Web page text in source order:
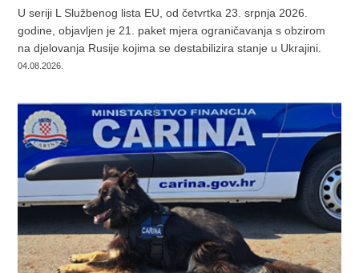
U seriji L Službenog lista EU, od četvrtka 23. srpnja 2026.
godine, objavljen je 21. paket mjera ograničavanja s obzirom
na djelovanja Rusije kojima se destabilizira stanje u Ukrajini.
04.08.2026.